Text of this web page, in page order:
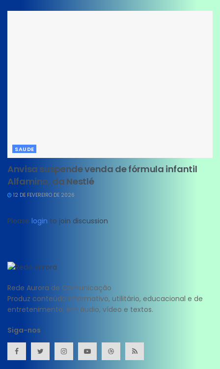
SAUDE
Anvisa suspende venda de fórmula infantil
Alfamino, da Nestlé
12 DE FEVEREIRO DE 2026
Please login to join discussion
Rede Aurora de Comunicação
Produz conteúdo informativo, utilitário, educacional e de
entretenimento; em áudio, vídeo e textos.
Siga-nos